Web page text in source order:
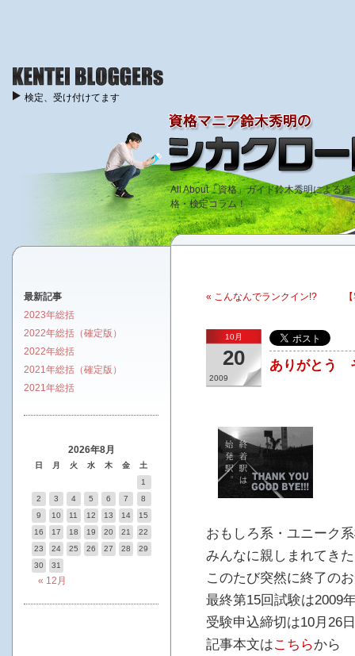
All About「資格」ガイド鈴木秀明による資
格・検定コラム！
検定、受け付けてます
« こんなんでランクイン!?
10月
20
2009
ありがとう
おもしろ系・ユニーク
みんなに親しまれてき
このたび突然に終了の
最終第15回試験は2009
受験申込締切は10月26
記事本文はこちらから
最新記事
2023年総括
2022年総括（確定版）
2022年総括
2021年総括（確定版）
2021年総括
2026年8月
日 月 火 水 木 金 土
« 12月
1
2
3 4 5 6 7
8
9
10 11 12 13 14
15
16
17 18 19 20 21
22
23
24 25 26 27 28
29
30
31